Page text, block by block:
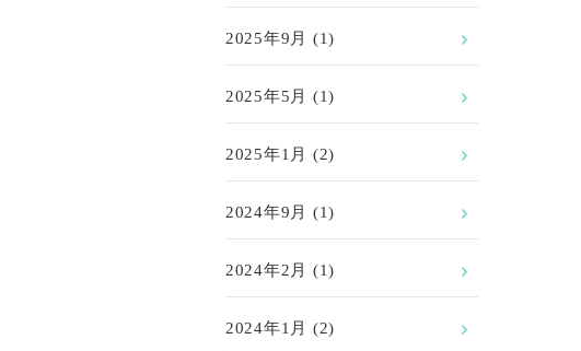
2025年9月 (1)
2025年5月 (1)
2025年1月 (2)
2024年9月 (1)
2024年2月 (1)
2024年1月 (2)